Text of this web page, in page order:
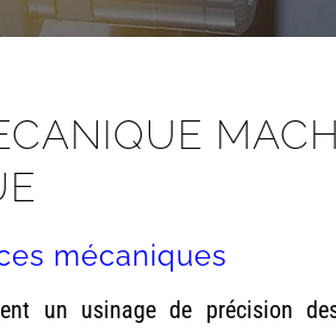
mécaniques
un usinage de précision